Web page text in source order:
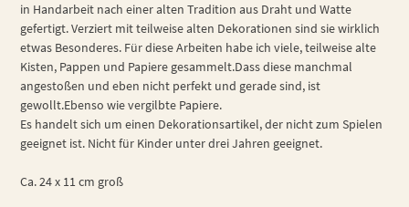
in Handarbeit nach einer alten Tradition aus Draht und Watte
gefertigt. Verziert mit teilweise alten Dekorationen sind sie wirklich
etwas Besonderes. Für diese Arbeiten habe ich viele, teilweise alte
Kisten, Pappen und Papiere gesammelt.Dass diese manchmal
angestoßen und eben nicht perfekt und gerade sind, ist
gewollt.Ebenso wie vergilbte Papiere.
Es handelt sich um einen Dekorationsartikel, der nicht zum Spielen
geeignet ist. Nicht für Kinder unter drei Jahren geeignet.
Ca. 24 x 11 cm groß